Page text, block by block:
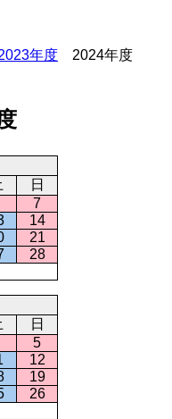
年度
2024年度
日
7
14
21
28
日
5
12
19
26